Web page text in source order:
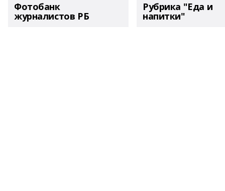
Фотобанк
журналистов РБ
Рубрика "Еда и
напитки"